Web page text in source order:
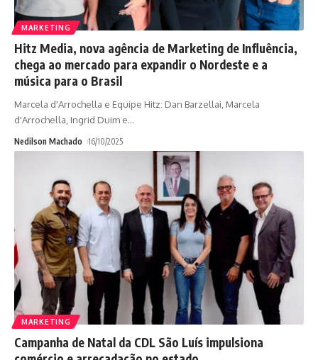
MARKETING
Hitz Media, nova agência de Marketing de Influência,
chega ao mercado para expandir o Nordeste e a
música para o Brasil
Marcela d'Arrochella e Equipe Hitz: Dan Barzellai, Marcela
d'Arrochella, Ingrid Duim e…
Nedilson Machado 16/10/2025
MARKETING
Campanha de Natal da CDL São Luís impulsiona